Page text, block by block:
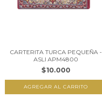
CARTERITA TURCA PEQUEÑA -
ASLI APM4800
$10.000